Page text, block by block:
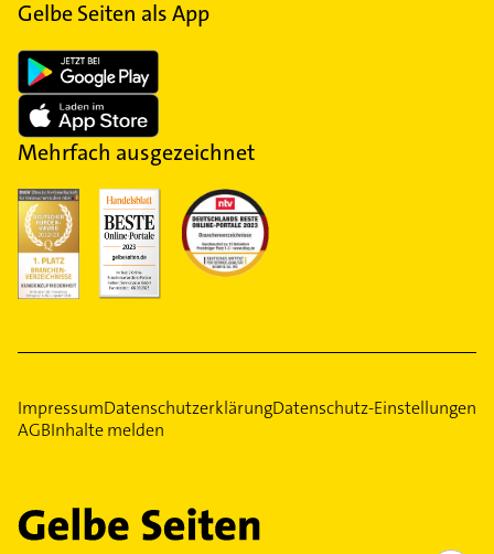
Gelbe Seiten als App
Mehrfach ausgezeichnet
ImpressumDatenschutzerklärungDatenschutz-Einstellungen
AGBInhalte melden